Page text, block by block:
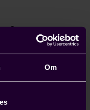
Om